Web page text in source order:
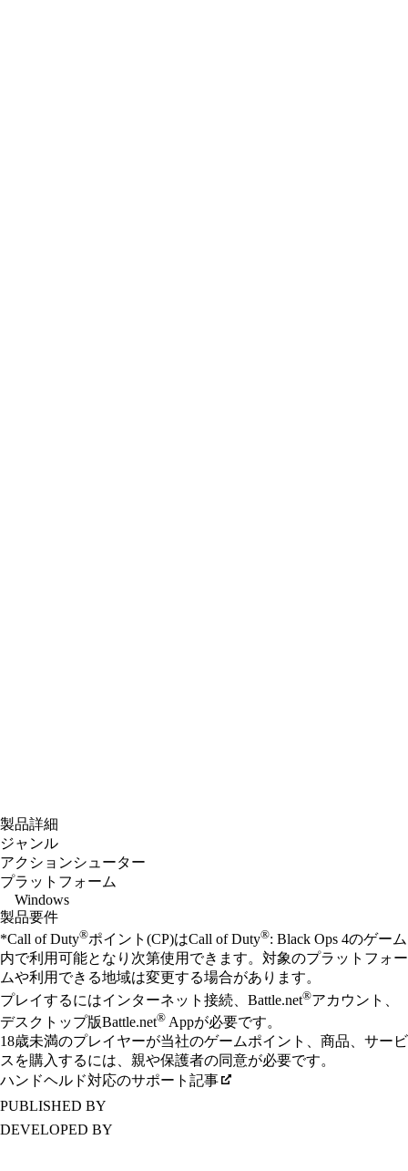
製品詳細
ジャンル
アクションシューター
プラットフォーム
Windows
製品要件
*Call of Duty®ポイント(CP)はCall of Duty®: Black Ops 4のゲーム
内で利用可能となり次第使用できます。対象のプラットフォー
ムや利用できる地域は変更する場合があります。
プレイするにはインターネット接続、Battle.net®アカウント、
デスクトップ版Battle.net® Appが必要です。
18歳未満のプレイヤーが当社のゲームポイント、商品、サービ
スを購入するには、親や保護者の同意が必要です。
ハンドヘルド対応のサポート記事
PUBLISHED BY
DEVELOPED BY